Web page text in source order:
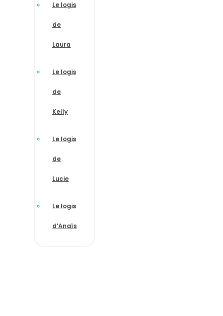
Le logis
de
Laura
Le logis
de
Kelly
Le logis
de
Lucie
Le logis
d’Anaïs